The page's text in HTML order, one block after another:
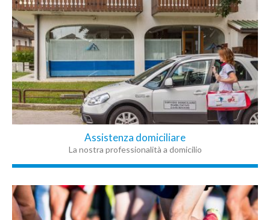
Assistenza domiciliare
La nostra professionalità a domicilio